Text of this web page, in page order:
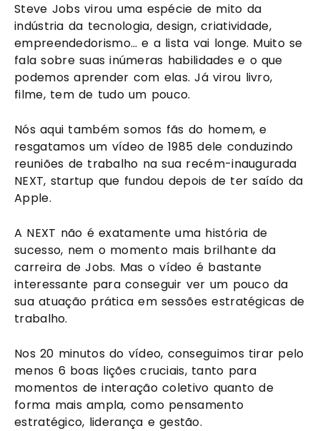
Steve Jobs virou uma espécie de mito da
indústria da tecnologia, design, criatividade,
empreendedorismo… e a lista vai longe. Muito se
fala sobre suas inúmeras habilidades e o que
podemos aprender com elas. Já virou livro,
filme, tem de tudo um pouco.
Nós aqui também somos fãs do homem, e
resgatamos um vídeo de 1985 dele conduzindo
reuniões de trabalho na sua recém-inaugurada
NEXT, startup que fundou depois de ter saído da
Apple.
A NEXT não é exatamente uma história de
sucesso, nem o momento mais brilhante da
carreira de Jobs. Mas o vídeo é bastante
interessante para conseguir ver um pouco da
sua atuação prática em sessões estratégicas de
trabalho.
Nos 20 minutos do vídeo, conseguimos tirar pelo
menos 6 boas lições cruciais, tanto para
momentos de interação coletivo quanto de
forma mais ampla, como pensamento
estratégico, liderança e gestão.